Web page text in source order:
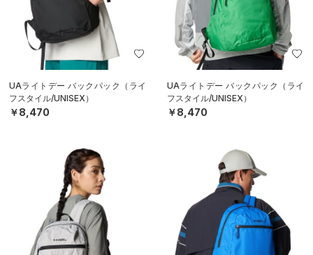
UAライトデー バックパック（ライ
フスタイル/UNISEX）
￥8,470
UAライトデー バックパック（ライ
フスタイル/UNISEX）
￥8,470